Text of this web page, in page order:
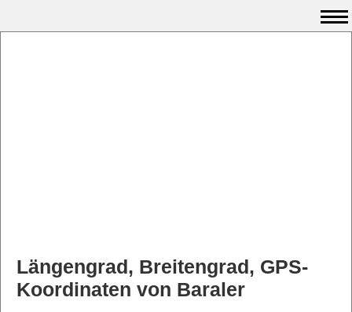
Längengrad, Breitengrad, GPS-
Koordinaten von Baraler